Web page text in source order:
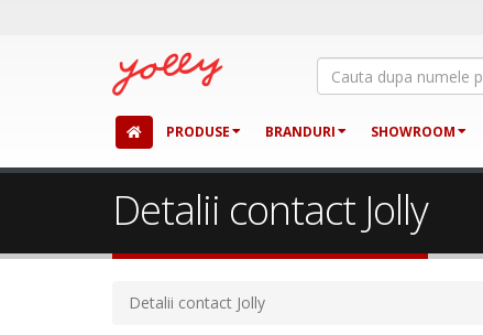
PRODUSE BRANDURI SHOWROOM
Detalii contact Jolly
Detalii contact Jolly